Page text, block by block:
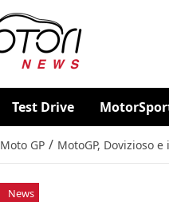
Test Drive
Moto GP / MotoGP, Dovizioso
News